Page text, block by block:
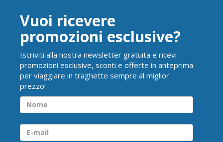
Vuoi ricevere
promozioni esclusive?
Iscriviti alla nostra newsletter gratuita e ricevi
promozioni esclusive, sconti e offerte in anteprima
per viaggiare in traghetto sempre al miglior
prezzo!